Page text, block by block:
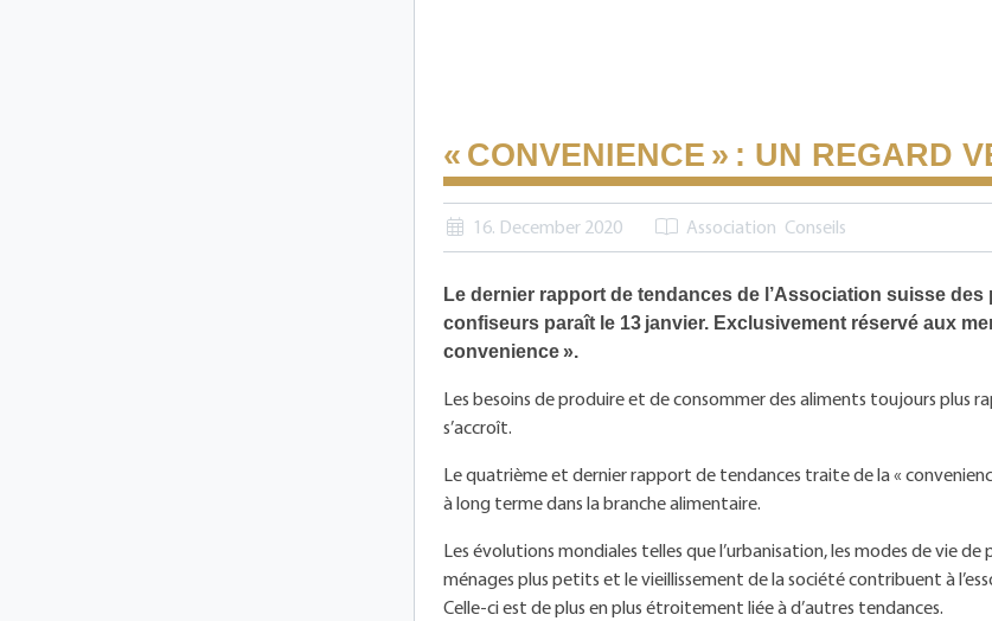
« CONVENIENCE » : UN REGARD
16. December 2020 Association Conseils
Le dernier rapport de tendances de l’Association suisse
confiseurs paraît le 13 janvier. Exclusivement réservé aux
convenience ».
Les besoins de produire et de consommer des aliments toujours plus
s’accroît.
Le quatrième et dernier rapport de tendances traite de la «
à long terme dans la branche alimentaire.
Les évolutions mondiales telles que l’urbanisation, les modes de vie de
ménages plus petits et le vieillissement de la société contribuent à
Celle-ci est de plus en plus étroitement liée à d’autres tendances.